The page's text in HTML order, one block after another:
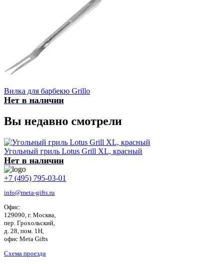
Вилка для барбекю Grillo
Нет в наличии
Вы недавно смотрели
Угольный гриль Lotus Grill XL, красный
Нет в наличии
+7 (495) 795-03-01
info@meta-gifts.ru
Офис:
129090, г. Москва,
пер. Грохольский,
д. 28, пом. 1Н,
офис Meta Gifts
Схема проезда